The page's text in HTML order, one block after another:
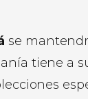
se
tiene a